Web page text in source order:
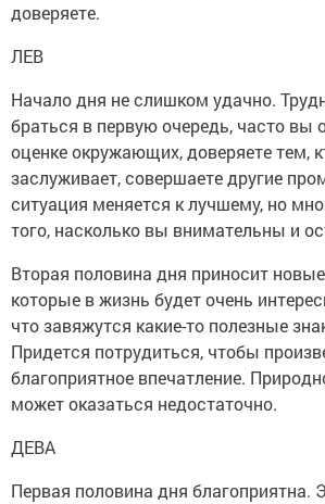
доверяете.
ЛЕВ
Начало дня не слишком удачно.
браться в первую очередь, часто вы
оценке окружающих, доверяете тем,
заслуживает, совершаете другие
ситуация меняется к лучшему, но
того, насколько вы внимательны и
Вторая половина дня приносит
которые в жизнь будет очень
что завяжутся какие-то полезные
Придется потрудиться, чтобы
благоприятное впечатление.
может оказаться недостаточно.
ДЕВА
Первая половина дня благоприятна.